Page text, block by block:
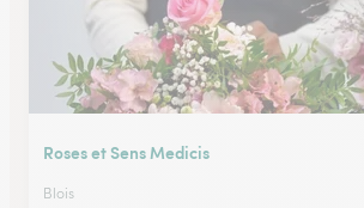
Roses et Sens Medicis
Blois